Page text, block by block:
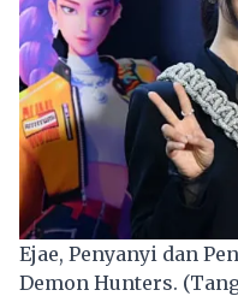
Ejae, Penyanyi dan
Demon Hunters.